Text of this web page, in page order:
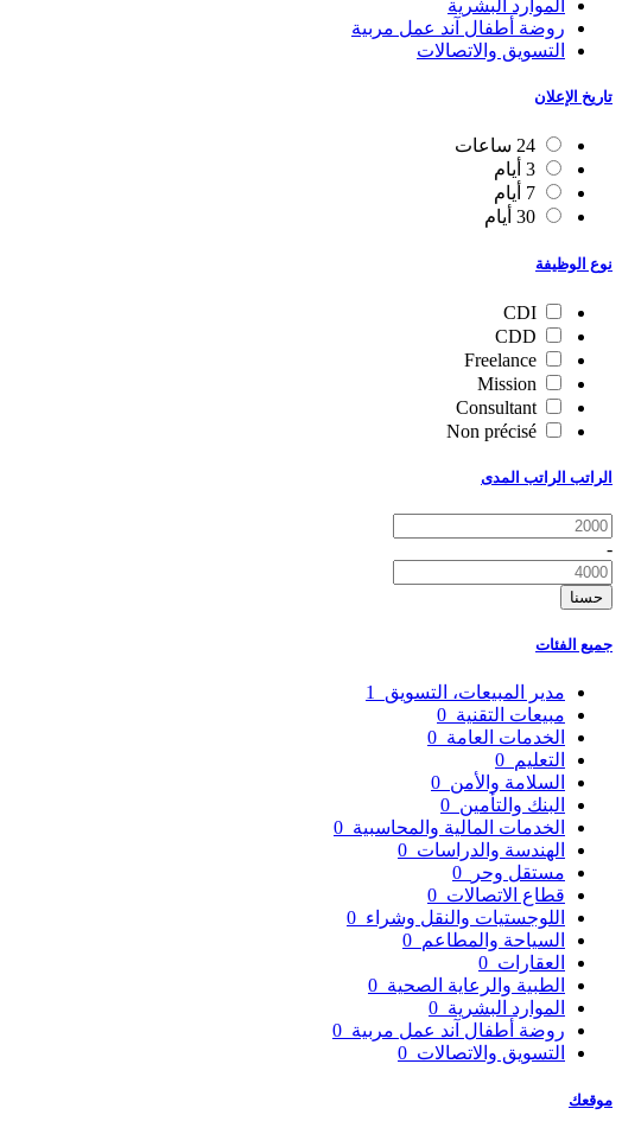
الموارد البشرية
روضة أطفال آند عمل مربية
التسويق والاتصالات
تاريخ الإعلان
24 ساعات
3 أيام
7 أيام
30 أيام
نوع الوظيفة
CDI
CDD
Freelance
Mission
Consultant
Non précisé
الراتب الراتب المدى
-
حسنا
جميع الفئات
مدير المبيعات، التسويق
مبيعات التقنية
الخدمات العامة
التعليم
السلامة والأمن
البنك والتأمين
الخدمات المالية والمحاسبية
الهندسة والدراسات
مستقل وحر
قطاع الاتصالات
اللوجستيات والنقل وشراء
السياحة والمطاعم
العقارات
الطبية والرعاية الصحية
الموارد البشرية
روضة أطفال آند عمل مربية
التسويق والاتصالات
موقعك